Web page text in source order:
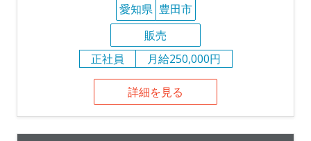
愛知県 豊田市
販売
正社員
月給250,000円
詳細を見る